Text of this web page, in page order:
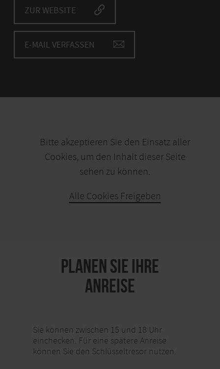
ZUR WEBSITE
E-MAIL VERFASSEN
Bitte akzeptieren Sie den Einsatz aller
Cookies, um den Inhalt dieser Seite
sehen zu können.
Alle Cookies Freigeben
PLANEN SIE IHRE
ANREISE
Sie können zwischen 15 und 18 Uhr
einchecken. Für eine spätere Anreise
können Sie den Schlüsseltresor nutzen.